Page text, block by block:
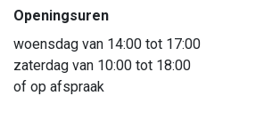
Openingsuren
woensdag van 14:00 tot 17:00
zaterdag van 10:00 tot 18:00
of op afspraak